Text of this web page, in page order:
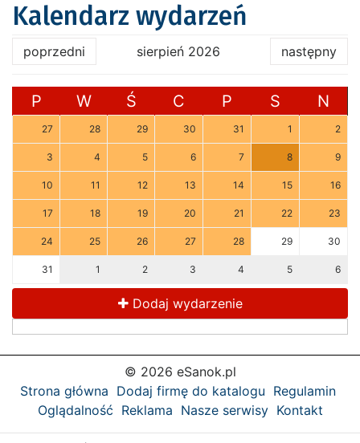
Kalendarz wydarzeń
poprzedni sierpień 2026 następny
P W Ś C P S N
27 28 29 30 31 1 2
3 4 5 6 7 8 9
10 11 12 13 14 15 16
17 18 19 20 21 22 23
24 25 26 27 28 29 30
31 1 2 3 4 5 6
Dodaj wydarzenie
© 2026 eSanok.pl
Strona główna Dodaj firmę do katalogu Regulamin
Oglądalność Reklama Nasze serwisy Kontakt